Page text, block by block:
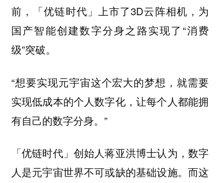
前，「优链时代」上市了3D云阵相机，为
国产智能创建数字分身之路实现了“消费
级”突破。
“想要实现元宇宙这个宏大的梦想，就需要
实现低成本的个人数字化，让每个人都能拥
有自己的数字分身。”
「优链时代」创始人蒋亚洪博士认为，数字
人是元宇宙世界不可或缺的基础设施。而这